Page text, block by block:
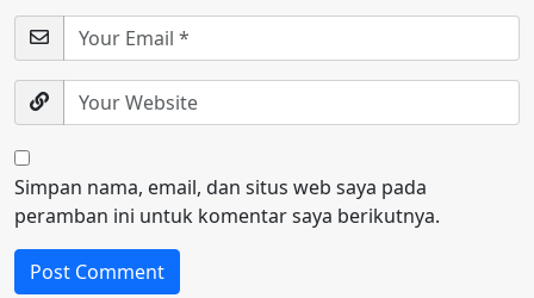
Simpan nama, email, dan situs web saya pada
peramban ini untuk komentar saya berikutnya.